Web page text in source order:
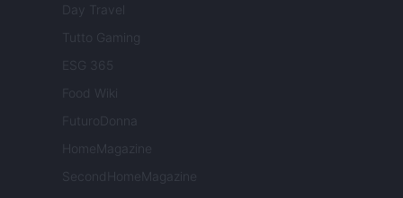
Day Travel
Tutto Gaming
ESG 365
Food Wiki
FuturoDonna
HomeMagazine
SecondHomeMagazine